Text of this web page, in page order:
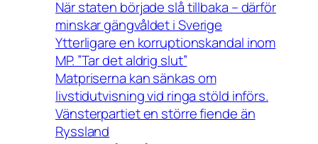
När staten började slå tillbaka – därför
minskar gängvåldet i Sverige
Ytterligare en korruptionskandal inom
MP. ”Tar det aldrig slut”
Matpriserna kan sänkas om
livstidutvisning vid ringa stöld införs.
Vänsterpartiet en större fiende än
Ryssland